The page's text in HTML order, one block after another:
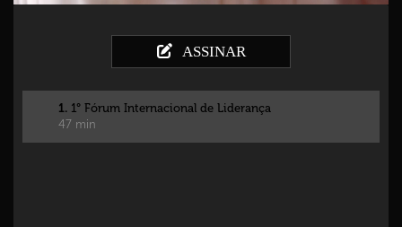
ASSINAR
1. 1° Fórum Internacional de Liderança
47 min